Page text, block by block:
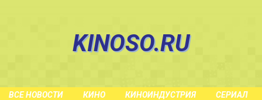
KINOSO.RU
ВСЕ НОВОСТИ КИНО КИНОИНДУСТРИЯ
СЕРИАЛ